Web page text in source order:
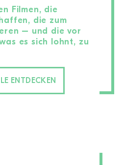
Filmen, die
die zum
– und die vor
es sich lohnt, zu
ENTDECKEN